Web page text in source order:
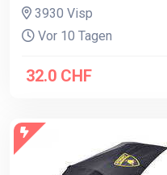
3930 Visp
Vor 10 Tagen
32.0 CHF